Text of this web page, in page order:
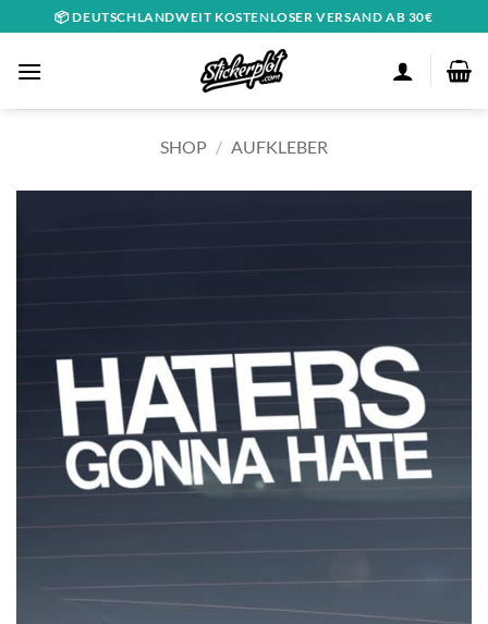
Inhalt
springen
📦 DEUTSCHLANDWEIT KOSTENLOSER VERSAND AB 30€
SHOP / AUFKLEBER